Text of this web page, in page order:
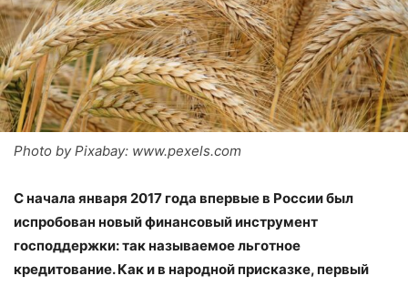
Photo by Pixabay: www.pexels.com
С начала января 2017 года впервые в России был
испробован новый финансовый инструмент
господдержки: так называемое льготное
кредитование. Как и в народной присказке, первый